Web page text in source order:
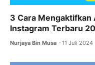
3 Cara Mengaktifkan
Instagram Terbaru
Nurjaya Bin Musa 11 Juli 2024